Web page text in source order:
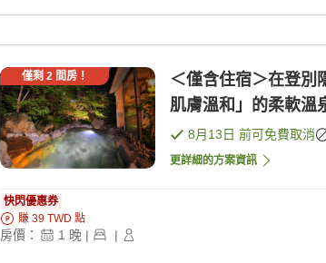
僅剩 2間房！
＜僅含住宿＞在登
肌膚溫和」的柔軟溫
8月13日 前可免費取消
更詳細的方案資訊
快閃優惠券
賺 39 TWD 點
房價： 1 晚 | |